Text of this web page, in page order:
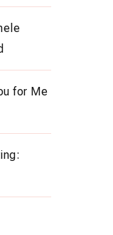
for Me